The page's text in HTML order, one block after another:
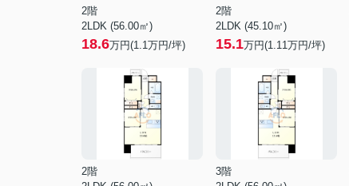
2階
2LDK (56.00㎡)
18.6万円(1.1万円/坪)
2階
2LDK (45.10㎡)
15.1万円(1.11万円/坪)
2階
3階